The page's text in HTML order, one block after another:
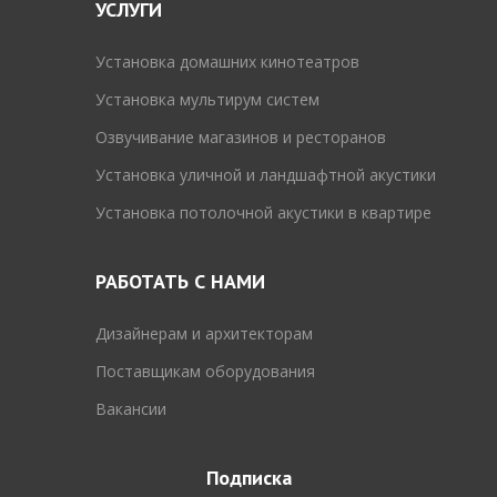
УСЛУГИ
Установка домашних кинотеатров
Установка мультирум систем
Озвучивание магазинов и ресторанов
Установка уличной и ландшафтной акустики
Установка потолочной акустики в квартире
РАБОТАТЬ С НАМИ
Дизайнерам и архитекторам
Поставщикам оборудования
Вакансии
Подписка